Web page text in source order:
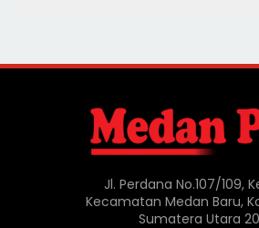
Jl. Perdana No.107/109,
Kecamatan Medan Baru,
Sumatera Utara